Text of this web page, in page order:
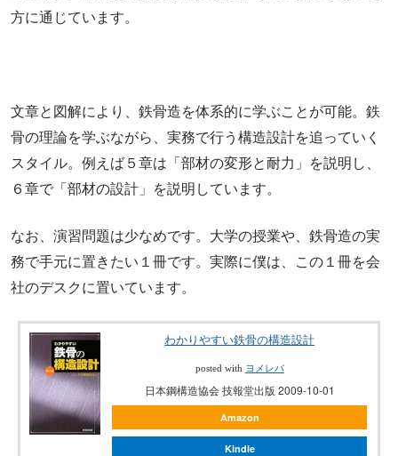
方に通じています。
文章と図解により、鉄骨造を体系的に学ぶことが可能。鉄
骨の理論を学ぶながら、実務で行う構造設計を追っていく
スタイル。例えば５章は「部材の変形と耐力」を説明し、
６章で「部材の設計」を説明しています。
なお、演習問題は少なめです。大学の授業や、鉄骨造の実
務で手元に置きたい１冊です。実際に僕は、この１冊を会
社のデスクに置いています。
わかりやすい鉄骨の構造設計
posted with ヨメレバ
日本鋼構造協会 技報堂出版 2009-10-01
Amazon
Kindle